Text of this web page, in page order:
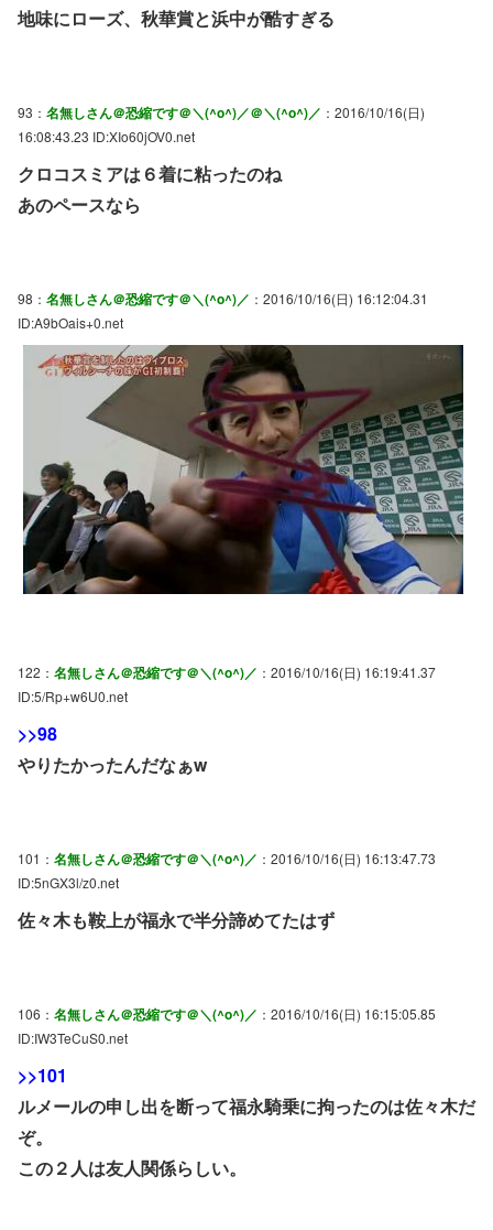
地味にローズ、秋華賞と浜中が酷すぎる
93： 名無しさん＠恐縮です＠＼(^o^)／＠＼(^o^)／ ：2016/10/16(日)
16:08:43.23 ID:XIo60jOV0.net
クロコスミアは６着に粘ったのね
あのペースなら
98： 名無しさん＠恐縮です＠＼(^o^)／ ：2016/10/16(日) 16:12:04.31
ID:A9bOais+0.net
122： 名無しさん＠恐縮です＠＼(^o^)／ ：2016/10/16(日) 16:19:41.37
ID:5/Rp+w6U0.net
>>98
やりたかったんだなぁw
101： 名無しさん＠恐縮です＠＼(^o^)／ ：2016/10/16(日) 16:13:47.73
ID:5nGX3l/z0.net
佐々木も鞍上が福永で半分諦めてたはず
106： 名無しさん＠恐縮です＠＼(^o^)／ ：2016/10/16(日) 16:15:05.85
ID:IW3TeCuS0.net
>>101
ルメールの申し出を断って福永騎乗に拘ったのは佐々木だ
ぞ。
この２人は友人関係らしい。